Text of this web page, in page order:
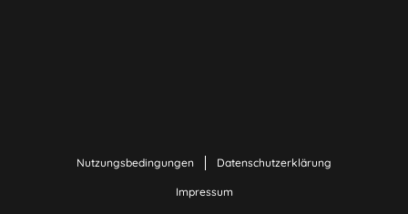
Nutzungsbedingungen Datenschutzerklärung
Impressum